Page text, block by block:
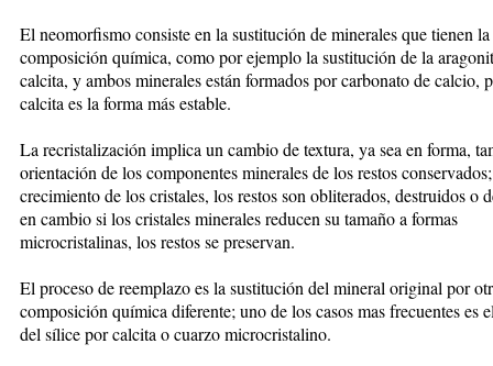
El neomorfismo consiste en la sustitución de minerales que tienen
composición química, como por ejemplo la sustitución de la
calcita, y ambos minerales están formados por carbonato de calcio,
calcita es la forma más estable.
La recristalización implica un cambio de textura, ya sea en forma,
orientación de los componentes minerales de los restos
crecimiento de los cristales, los restos son obliterados, destruidos o
en cambio si los cristales minerales reducen su tamaño a formas
microcristalinas, los restos se preservan.
El proceso de reemplazo es la sustitución del mineral original por
composición química diferente; uno de los casos mas frecuentes es
del sílice por calcita o cuarzo microcristalino.